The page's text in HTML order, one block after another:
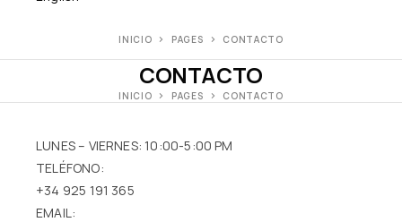
INICIO PAGES CONTACTO
CONTACTO
INICIO PAGES CONTACTO
LUNES – VIERNES: 10:00-5:00 PM
TELÉFONO:
+34 925 191 365
EMAIL: